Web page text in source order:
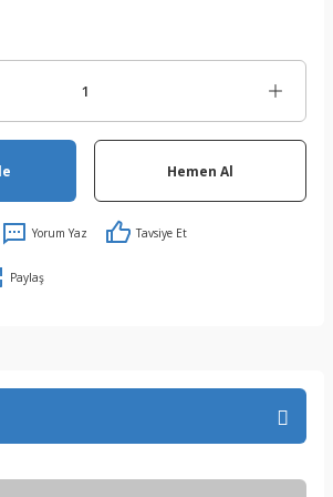
Hemen Al
Yorum Yaz Tavsiye Et
Paylaş